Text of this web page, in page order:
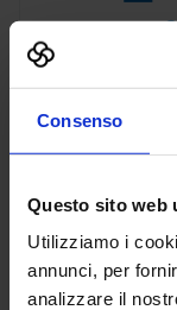
Consenso
Questo sito web
Utilizziamo i
annunci, per
analizzare il